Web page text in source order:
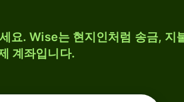
요. Wise는 현지인처럼 송금, 지
계좌입니다.